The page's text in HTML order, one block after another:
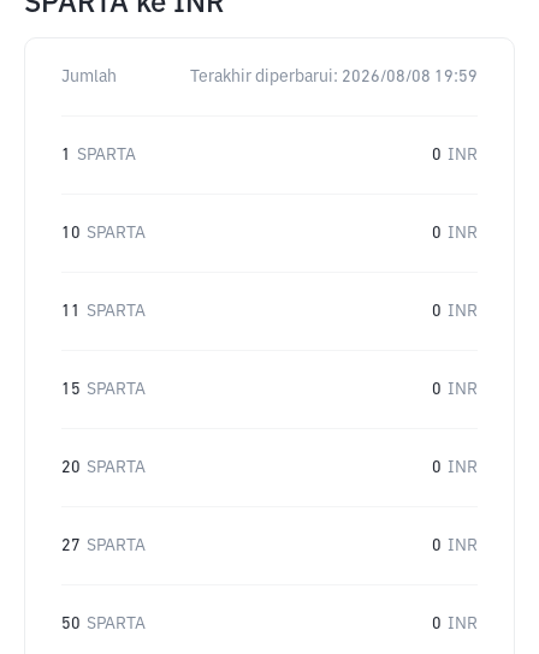
Jumlah Terakhir diperbarui: 2026/08/08 19:59
1 SPARTA 0 INR
10 SPARTA 0 INR
11 SPARTA 0 INR
15 SPARTA 0 INR
20 SPARTA 0 INR
27 SPARTA 0 INR
50 SPARTA 0 INR